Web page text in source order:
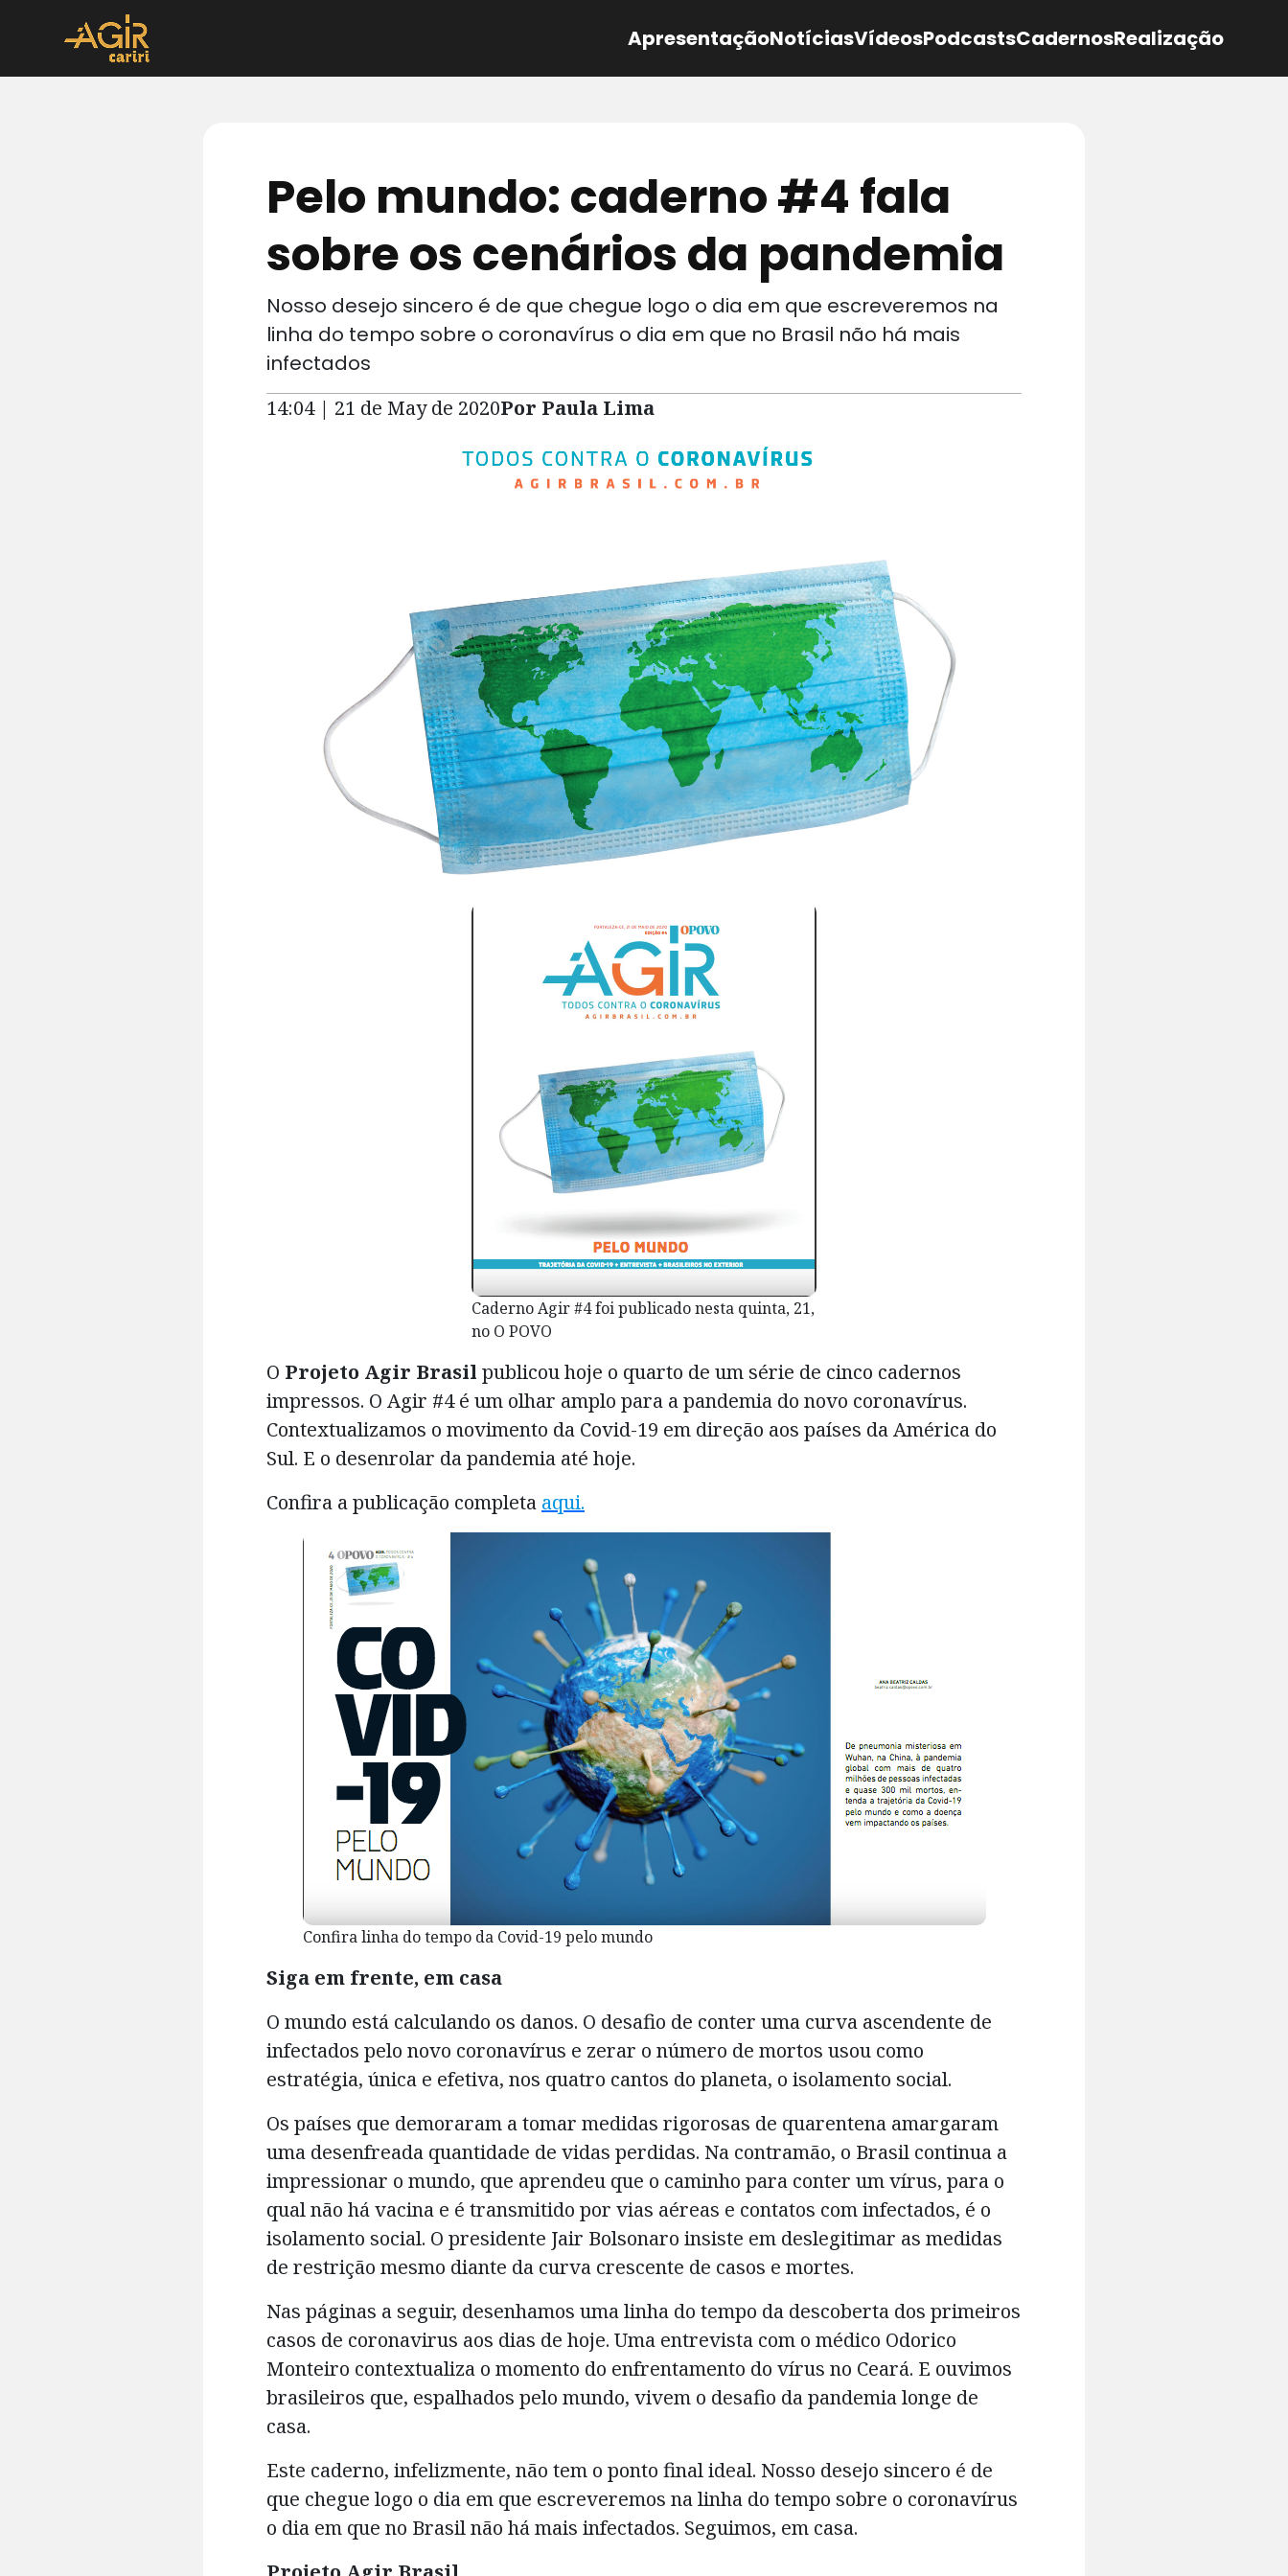
ApresentaçãoNotíciasVídeosPodcastsCadernosRealização
Pelo mundo: caderno #4 fala
sobre os cenários da pandemia
Nosso desejo sincero é de que chegue logo o dia em que escreveremos na
linha do tempo sobre o coronavírus o dia em que no Brasil não há mais
infectados
14:04 | 21 de May de 2020Por Paula Lima
Caderno Agir #4 foi publicado nesta quinta, 21,
no O POVO
O Projeto Agir Brasil publicou hoje o quarto de um série de cinco cadernos
impressos. O Agir #4 é um olhar amplo para a pandemia do novo coronavírus.
Contextualizamos o movimento da Covid-19 em direção aos países da América do
Sul. E o desenrolar da pandemia até hoje.
Confira a publicação completa aqui.
Confira linha do tempo da Covid-19 pelo mundo
Siga em frente, em casa
O mundo está calculando os danos. O desafio de conter uma curva ascendente de
infectados pelo novo coronavírus e zerar o número de mortos usou como
estratégia, única e efetiva, nos quatro cantos do planeta, o isolamento social.
Os países que demoraram a tomar medidas rigorosas de quarentena amargaram
uma desenfreada quantidade de vidas perdidas. Na contramão, o Brasil continua a
impressionar o mundo, que aprendeu que o caminho para conter um vírus, para o
qual não há vacina e é transmitido por vias aéreas e contatos com infectados, é o
isolamento social. O presidente Jair Bolsonaro insiste em deslegitimar as medidas
de restrição mesmo diante da curva crescente de casos e mortes.
Nas páginas a seguir, desenhamos uma linha do tempo da descoberta dos primeiros
casos de coronavirus aos dias de hoje. Uma entrevista com o médico Odorico
Monteiro contextualiza o momento do enfrentamento do vírus no Ceará. E ouvimos
brasileiros que, espalhados pelo mundo, vivem o desafio da pandemia longe de
casa.
Este caderno, infelizmente, não tem o ponto final ideal. Nosso desejo sincero é de
que chegue logo o dia em que escreveremos na linha do tempo sobre o coronavírus
o dia em que no Brasil não há mais infectados. Seguimos, em casa.